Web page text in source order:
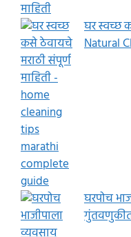
घर स्वच्छ
Natural
घरपोच